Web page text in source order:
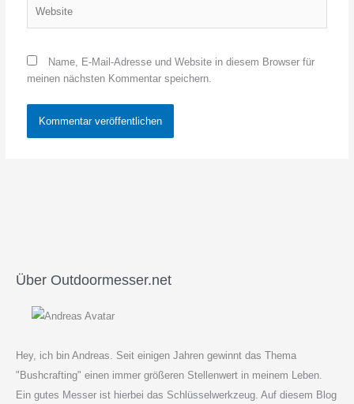
Name, E-Mail-Adresse und Website in diesem Browser für
meinen nächsten Kommentar speichern.
Über Outdoormesser.net
Hey, ich bin Andreas. Seit einigen Jahren gewinnt das Thema
"Bushcrafting" einen immer größeren Stellenwert in meinem Leben.
Ein gutes Messer ist hierbei das Schlüsselwerkzeug. Auf diesem Blog